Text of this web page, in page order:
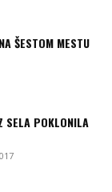
ŠESTOM MESTU
SELA POKLONILA